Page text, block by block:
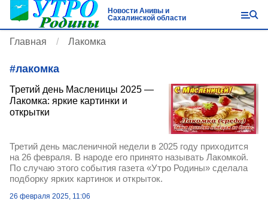
Новости Анивы и
Сахалинской области
Главная Лакомка
#лакомка
Третий день Масленицы 2025 —
Лакомка: яркие картинки и
открытки
Третий день масленичной недели в 2025 году приходится
на 26 февраля. В народе его принято называть Лакомкой.
По случаю этого события газета «Утро Родины» сделала
подборку ярких картинок и открыток.
26 февраля 2025, 11:06